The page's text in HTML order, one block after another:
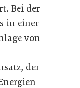
Bei der
in einer
von
der